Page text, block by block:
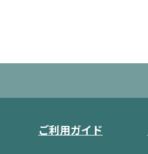
ご利用ガイド